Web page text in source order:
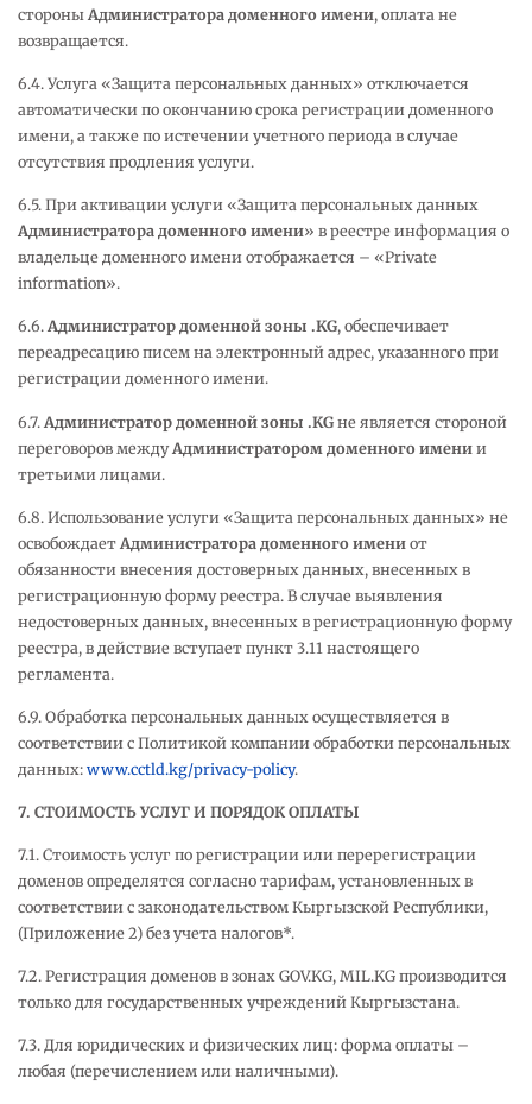
стороны Администратора доменного имени, оплата не
возвращается.
6.4. Услуга «Защита персональных данных» отключается
автоматически по окончанию срока регистрации доменного
имени, а также по истечении учетного периода в случае
отсутствия продления услуги.
6.5. При активации услуги «Защита персональных данных
Администратора доменного имени» в реестре информация о
владельце доменного имени отображается – «Private
information».
6.6. Администратор доменной зоны .KG, обеспечивает
переадресацию писем на электронный адрес, указанного при
регистрации доменного имени.
6.7. Администратор доменной зоны .KG не является стороной
переговоров междуАдминистратором доменного имени и
третьими лицами.
6.8. Использование услуги «Защита персональных данных» не
освобождает Администратора доменного имени от
обязанности внесения достоверных данных, внесенных в
регистрационную форму реестра. В случае выявления
недостоверных данных, внесенных в регистрационную форму
реестра, в действие вступает пункт 3.11 настоящего
регламента.
6.9. Обработка персональных данных осуществляется в
соответствии с Политикой компании обработки персональных
данных: www.cctld.kg/privacy-policy.
7. СТОИМОСТЬ УСЛУГ И ПОРЯДОК ОПЛАТЫ
7.1. Стоимость услуг по регистрации или перерегистрации
доменов определятся согласно тарифам, установленных в
соответствии с законодательством Кыргызской Республики,
(Приложение 2) без учета налогов*.
7.2. Регистрация доменов в зонах GOV.KG, MIL.KG производится
только для государственных учреждений Кыргызстана.
7.3. Для юридических и физических лиц: форма оплаты –
любая (перечислением или наличными).